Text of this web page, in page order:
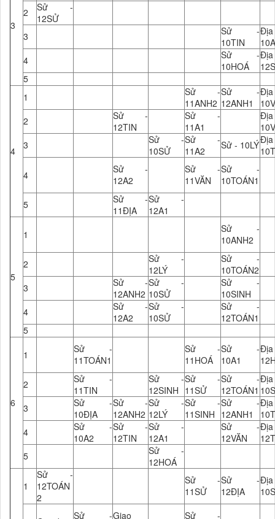
3
2
Sử -
12SỬ
3
Sử -
10TIN
4
Sử -
10HOÁ
5
4
1
Sử -
11ANH2
Sử -
12ANH1
2
Sử -
12TIN
Sử -
11A1
3
Sử -
10SỬ
Sử -
11A2
Sử - 10LÝ
4
Sử -
12A2
Sử -
11VĂN
Sử -
10TOÁN1
5
Sử -
11ĐỊA
Sử -
12A1
5
1
Sử -
10ANH2
2
Sử -
12LÝ
Sử -
10TOÁN2
3
Sử -
12ANH2
Sử -
10SỬ
Sử -
10SINH
4
Sử -
12A2
Sử -
10SỬ
Sử -
12TOÁN1
5
6
1
Sử -
11TOÁN1
Sử -
11HOÁ
Sử -
10A1
2
Sử -
11TIN
Sử -
12SINH
Sử -
11SỬ
Sử -
12TOÁN1
3
Sử -
10ĐỊA
Sử -
12ANH2
Sử -
12LÝ
Sử -
11SINH
Sử -
12ANH1
4
Sử -
10A2
Sử -
12TIN
Sử -
12A1
Sử -
12VĂN
5
Sử -
12HOÁ
1
Sử -
12TOÁN
2
Sử -
11SỬ
Sử -
12ĐỊA
Sử -Giao Sử -